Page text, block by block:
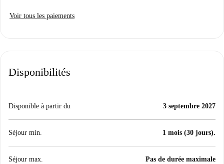
Voir tous les paiements
Disponibilités
Disponible à partir du 3 septembre 2027
Séjour min. 1 mois (30 jours).
Séjour max. Pas de durée maximale